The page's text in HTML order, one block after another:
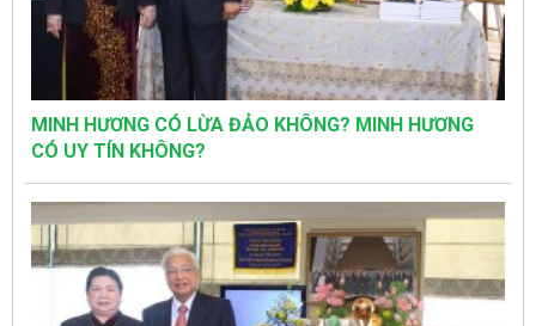
MINH HƯƠNG CÓ LỪA ĐẢO KHÔNG? MINH HƯƠNG
CÓ UY TÍN KHÔNG?